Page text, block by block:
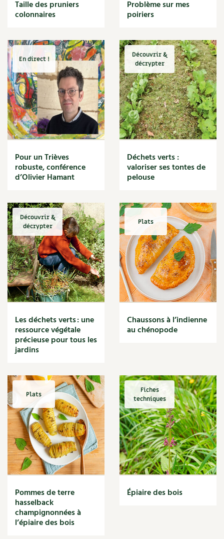
Cuisine saine
Décoration
DIY
Eau
Énergie
Enfants
Expérimentation
Fleur
Jardin bio
Légumes
Légumineuse
Maïs doux
Maison saine
Mare
Marie Chioca
Marmite
Massage
Matériaux
Maux
Méditerranéen
Menace
Mésange
Microflore
Migraine
Mode de culture
Montagne
Moutarde
Multiplication
Muret
Muscade
Musique
Narcisse
Nature
Nettoyage
Nichoir
Noisette
Noix
Taille des pruniers
colonnaires
Problème sur mes
poiriers
En direct !
Pour un Trièves
robuste, conférence
d’Olivier Hamant
Découvrir &
décrypter
Déchets verts :
valoriser ses tontes de
pelouse
Découvrir &
décrypter
Les déchets verts : une
ressource végétale
précieuse pour tous les
jardins
Plats
Chaussons à l’indienne
au chénopode
Plats
Pommes de terre
hasselback
champignonnées à
l’épiaire des bois
Fiches
techniques
Épiaire des bois